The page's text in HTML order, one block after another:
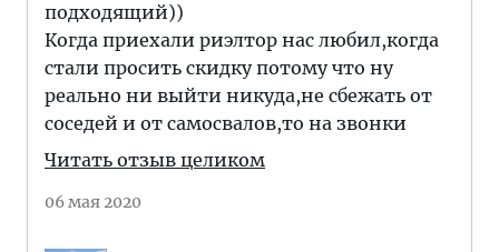
подходящий))
Когда приехали риэлтор нас любил,когда
стали просить скидку потому что ну
реально ни выйти никуда,не сбежать от
соседей и от самосвалов,то на звонки
Читать отзыв целиком
06 мая 2020